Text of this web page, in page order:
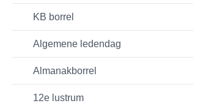
KB borrel
Algemene ledendag
Almanakborrel
12e lustrum